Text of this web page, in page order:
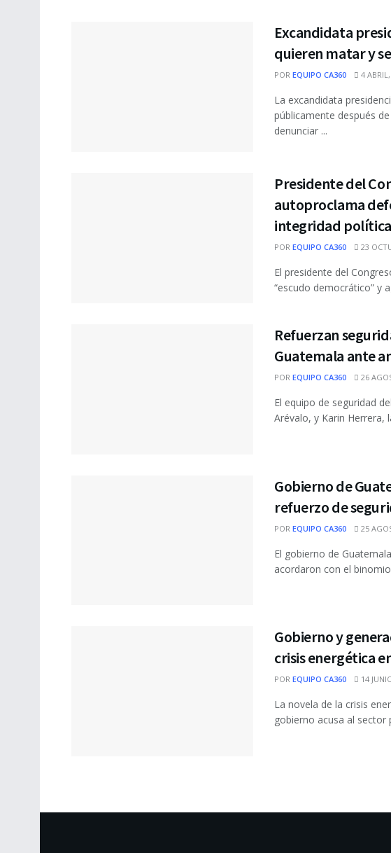
Excandidata
quieren matar y
POR EQUIPO CA360 4
La excandidata
públicamente después
denunciar ...
Presidente del
autoproclama
integridad política
POR EQUIPO CA360 23
El presidente del
“escudo democrático” y
Refuerzan
Guatemala ante
POR EQUIPO CA360 26
El equipo de seguridad
Arévalo, y Karin Herrera,
Gobierno de
refuerzo de
POR EQUIPO CA360 25
El gobierno de
acordaron con el
Gobierno y
crisis energética
POR EQUIPO CA360 14
La novela de la crisis
gobierno acusa al sector